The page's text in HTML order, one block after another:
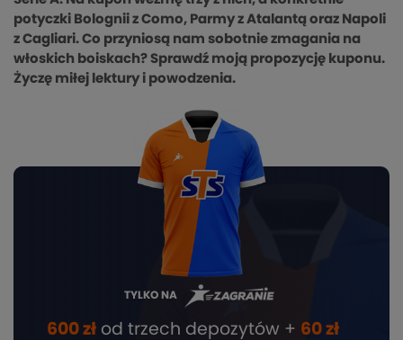
potyczki Bolognii z Como, Parmy z Atalantą oraz Napoli
z Cagliari. Co przyniosą nam sobotnie zmagania na
włoskich boiskach? Sprawdź moją propozycję kuponu.
Życzę miłej lektury i powodzenia.
TYLKO NA
600 złod trzech depozytów + 60 zł